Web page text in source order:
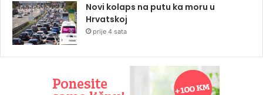
Novi kolaps na putu ka moru u
Hrvatskoj
prije 4 sata